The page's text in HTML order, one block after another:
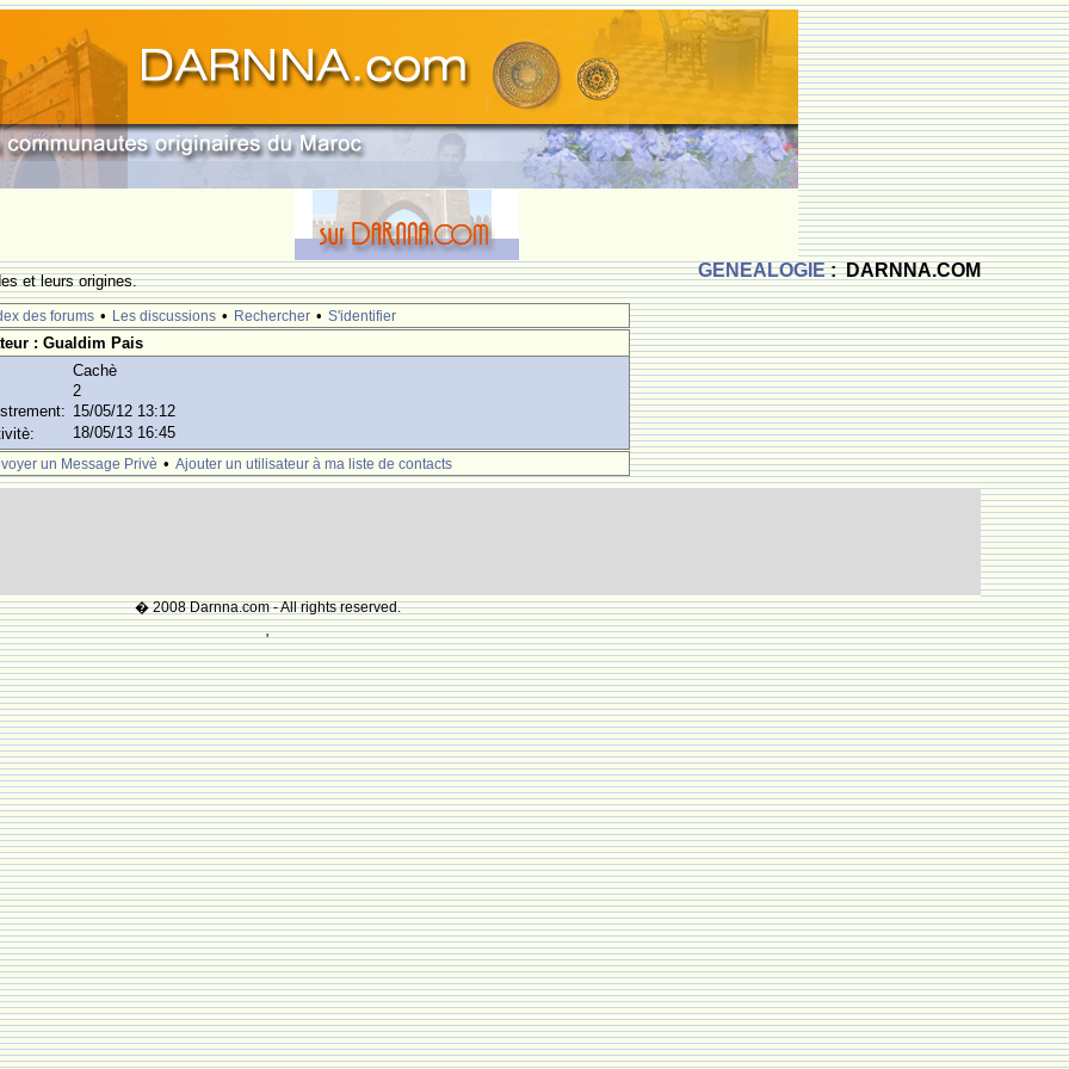
GENEALOGIE: DARNNA.COM
et leurs origines.
des forums • Les discussions • Rechercher • S'identifier
: Gualdim Pais
Cachè
2
15/05/12 13:12
18/05/13 16:45
un Message Privè • Ajouter un utilisateur à ma liste de contacts
� 2008 Darnna.com - All rights reserved.
'